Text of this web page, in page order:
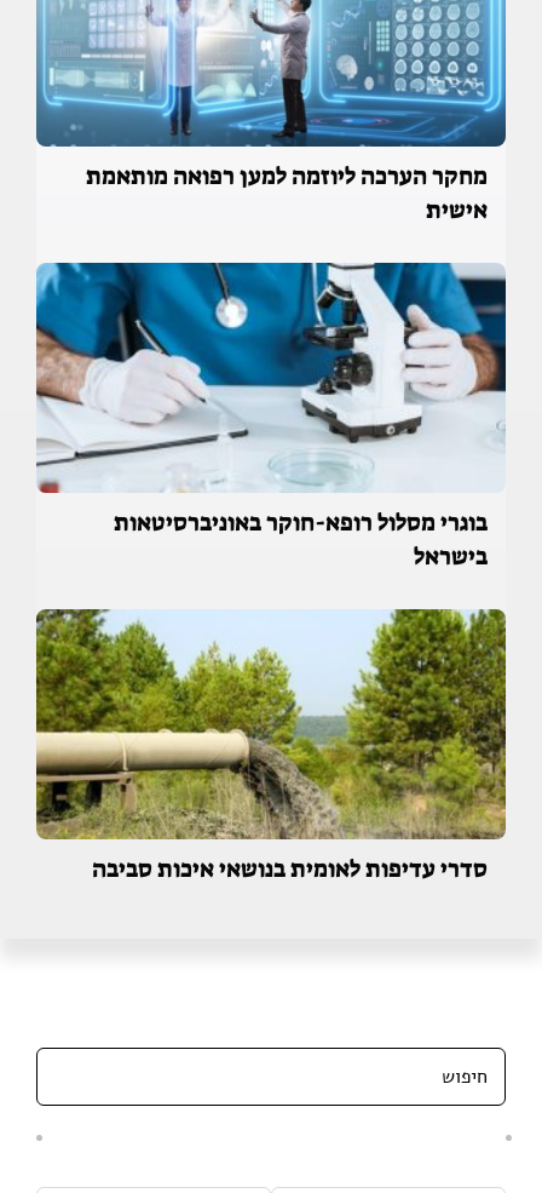
מחקר הערכה ליוזמה למען רפואה מותאמת
אישית
בוגרי מסלול רופא-חוקר באוניברסיטאות
בישראל
סדרי עדיפות לאומית בנושאי איכות סביבה